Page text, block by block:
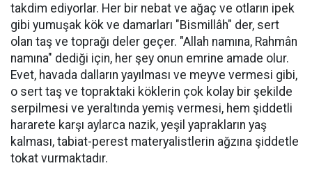
takdim ediyorlar. Her bir nebat ve ağaç ve otların ipek
gibi yumuşak kök ve damarları "Bismillâh" der, sert
olan taş ve toprağı deler geçer. "Allah namına, Rahmân
namına" dediği için, her şey onun emrine amade olur.
Evet, havada dalların yayılması ve meyve vermesi gibi,
o sert taş ve topraktaki köklerin çok kolay bir şekilde
serpilmesi ve yeraltında yemiş vermesi, hem şiddetli
hararete karşı aylarca nazik, yeşil yaprakların yaş
kalması, tabiat-perest materyalistlerin ağzına şiddetle
tokat vurmaktadır.